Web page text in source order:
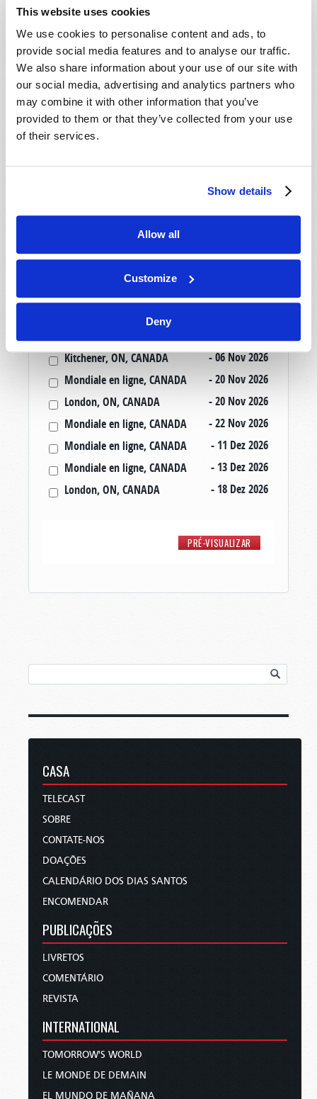
This website uses cookies
We use cookies to personalise content and ads, to
provide social media features and to analyse our traffic.
We also share information about your use of our site with
our social media, advertising and analytics partners who
may combine it with other information that you’ve
provided to them or that they’ve collected from your use
of their services.
Show details
Allow all
Customize
Deny
Salinas, CA, USA
Cincinnati, OH, USA
- 29 Ago 2026
Tallahassee, FL, USA
- 29 Ago 2026
Rapid City, SD, USA
- 30 Ago 2026
Valdosta, GA, USA
- 30 Ago 2026
Mondiale en ligne, CANADA
- 04 Set 2026
Mondiale en ligne, CANADA
Cape Town, WC, SOUTH AFRICA
Kitchener, ON, CANADA
- 06 Nov 2026
Mondiale en ligne, CANADA
- 20 Nov 2026
London, ON, CANADA
- 20 Nov 2026
Mondiale en ligne, CANADA
- 22 Nov 2026
Mondiale en ligne, CANADA
- 11 Dez 2026
Mondiale en ligne, CANADA
- 13 Dez 2026
London, ON, CANADA
- 18 Dez 2026
CASA
TELECAST
SOBRE
CONTATE-NOS
DOAÇÕES
CALENDÁRIO DOS DIAS SANTOS
ENCOMENDAR
PUBLICAÇÕES
LIVRETOS
COMENTÁRIO
REVISTA
INTERNATIONAL
TOMORROW'S WORLD
LE MONDE DE DEMAIN
EL MUNDO DE MAÑANA